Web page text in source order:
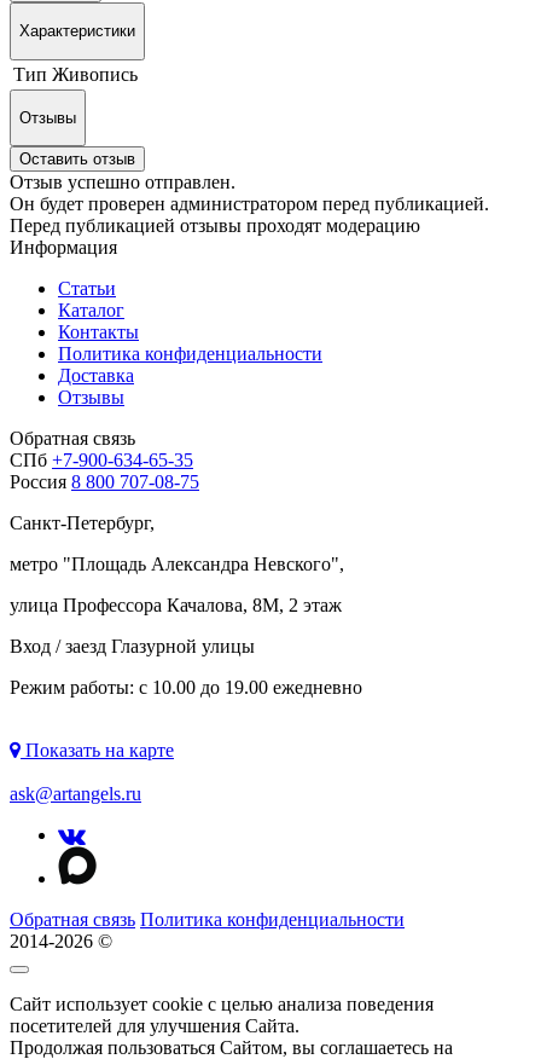
Характеристики
Тип Живопись
Отзывы
Оставить отзыв
Отзыв успешно отправлен.
Он будет проверен администратором перед публикацией.
Перед публикацией отзывы проходят модерацию
Информация
Статьи
Каталог
Контакты
Политика конфиденциальности
Доставка
Отзывы
Обратная связь
СПб +7-900-634-65-35
Россия 8 800 707-08-75
Санкт-Петербург,
метро "Площадь Александра Невского",
улица Профессора Качалова, 8М, 2 этаж
Вход / заезд Глазурной улицы
Режим работы: с 10.00 до 19.00 ежедневно
Показать на карте
ask@artangels.ru
Обратная связь Политика конфиденциальности
2014-2026 ©
Сайт использует cookie с целью анализа поведения
посетителей для улучшения Сайта.
Продолжая пользоваться Сайтом, вы соглашаетесь на